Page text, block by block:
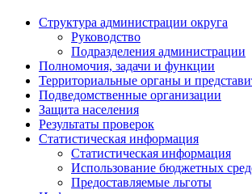
Структура администрации округа
Руководство
Подразделения администрации
Полномочия, задачи и функции
Территориальные органы и
Подведомственные организации
Защита населения
Результаты проверок
Статистическая информация
Статистическая информация
Использование бюджетных
Предоставляемые льготы